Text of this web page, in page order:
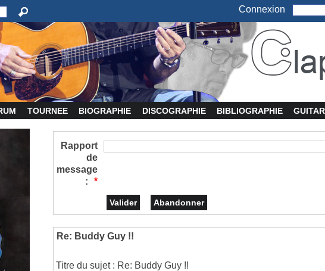
Connexion
TOURNEE BIOGRAPHIE DISCOGRAPHIE BIBLIOGRAPHIE
Rapport
de
message
:
*
Re: Buddy Guy !!
Titre du sujet : Re: Buddy Guy !!